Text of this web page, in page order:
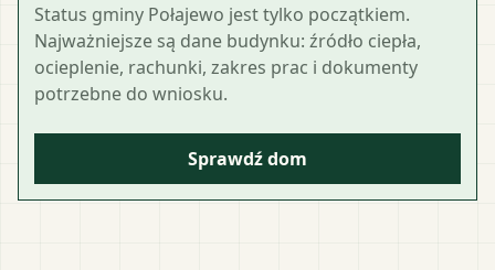
Status gminy Połajewo jest tylko początkiem.
Najważniejsze są dane budynku: źródło ciepła,
ocieplenie, rachunki, zakres prac i dokumenty
potrzebne do wniosku.
Sprawdź dom